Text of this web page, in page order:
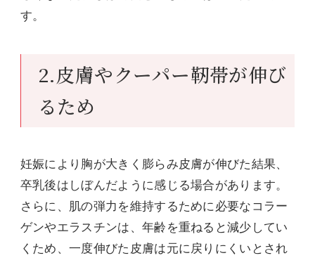
す。
2.皮膚やクーパー靭帯が伸び
るため
妊娠により胸が大きく膨らみ皮膚が伸びた結果、
卒乳後はしぼんだように感じる場合があります。
さらに、肌の弾力を維持するために必要なコラー
ゲンやエラスチンは、年齢を重ねると減少してい
くため、一度伸びた皮膚は元に戻りにくいとされ